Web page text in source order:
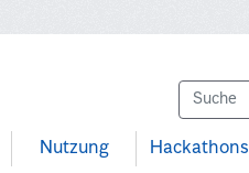
Nutzung Hackathons